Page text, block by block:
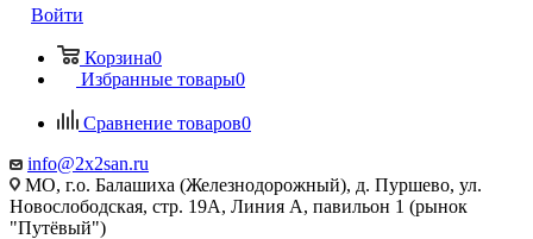
Войти
Корзина0
Избранные товары0
Сравнение товаров0
info@2x2san.ru
МО, г.о. Балашиха (Железнодорожный), д. Пуршево, ул.
Новослободская, стр. 19А, Линия А, павильон 1 (рынок
"Путёвый")